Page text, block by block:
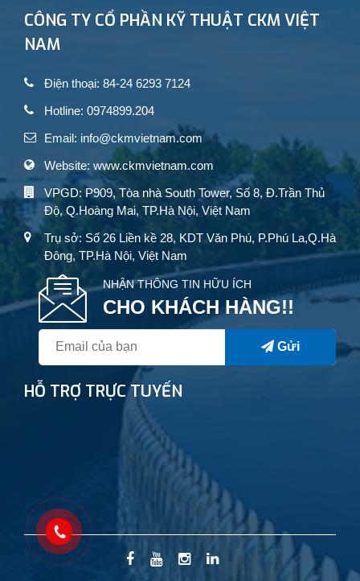
CÔNG TY CỔ PHẦN KỸ THUẬT CKM VIỆT
NAM
Điện thoại: 84-24 6293 7124
Hotline: 0974899.204
Email: info@ckmvietnam.com
Website: www.ckmvietnam.com
VPGD: P909, Tòa nhà South Tower, Số 8, Đ.Trần Thủ
Độ, Q.Hoàng Mai, TP.Hà Nội, Việt Nam
Trụ sở: Số 26 Liền kề 28, KDT Văn Phú, P.Phú La,Q.Hà
Đông, TP.Hà Nội, Việt Nam
NHẬN THÔNG TIN HỮU ÍCH
CHO KHÁCH HÀNG!!
Gửi
HỖ TRỢ TRỰC TUYẾN